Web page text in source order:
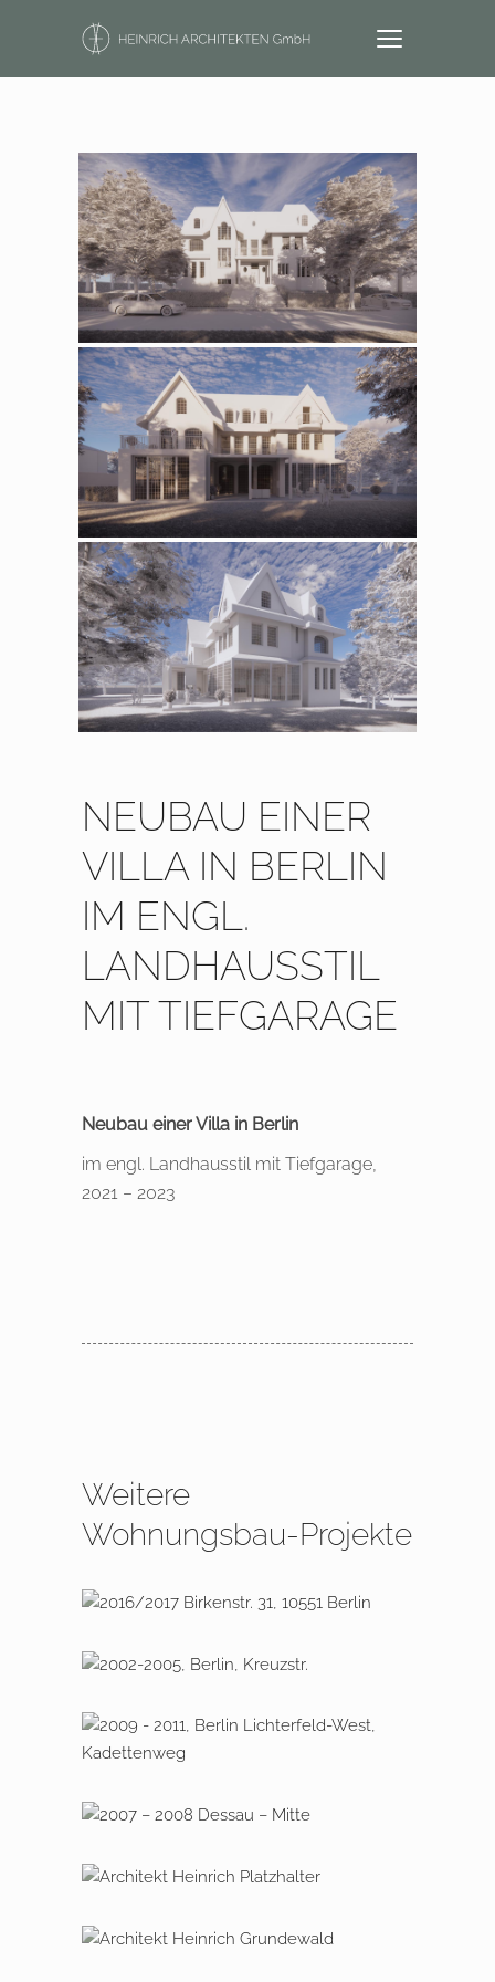
NEUBAU EINER
VILLA IN BERLIN
IM ENGL.
LANDHAUSSTIL
MIT TIEFGARAGE
Neubau einer Villa in Berlin
im engl. Landhausstil mit Tiefgarage,
2021 – 2023
Weitere
Wohnungsbau-Projekte
MFH mit fünf Voll­geschossen
2002 – 2005 Berlin, Kreuzstraße
2009 – 2016 Berlin Lichterfelde –
West, Kadettenweg
2007 – 2008 Dessau – Mitte
2020 – 2022 Wohnpark Dessau –
ca. 30 Wohnungen
2008 – 2009 Berlin Grunewald,